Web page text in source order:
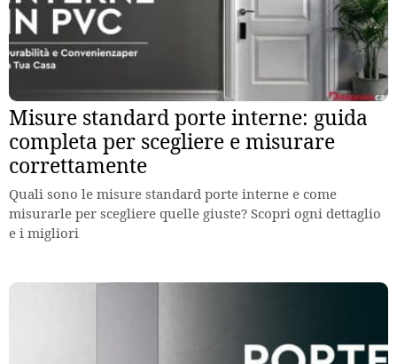
Misure standard porte interne: guida
completa per scegliere e misurare
correttamente
Quali sono le misure standard porte interne e come
misurarle per scegliere quelle giuste? Scopri ogni dettaglio
e i migliori